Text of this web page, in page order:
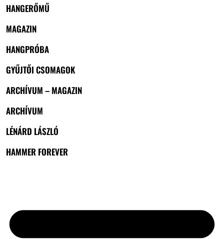
HANGERŐMŰ
MAGAZIN
HANGPRÓBA
GYŰJTŐI CSOMAGOK
ARCHÍVUM – MAGAZIN
ARCHÍVUM
LÉNÁRD LÁSZLÓ
HAMMER FOREVER